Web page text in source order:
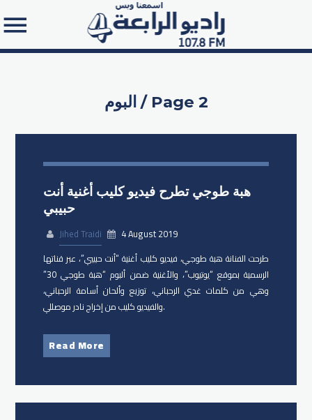
Search in the website:
البوم / Page 2
هبة طوجي تطرح فيديو كليب أغنية أنت
حبيبي
Jihed Traidi
4 August 2019
طرحت الفنانة هبة طوجي، فيديو كليب أغنية “أنت حبيبي”، عبر قناتها
الرسمية بموقع “يوتيوب”، والأغنية ضمن ألبوم “هبة طوجي 30”
وهي من كلمات غدي الرحباني، توزيع وألحان أسامة الرحباني،
والفيديو كليب من إخراج نادر موصللي.
Read More